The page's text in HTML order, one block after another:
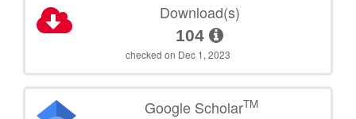
Download(s)
104
checked on Dec 1, 2023
Google ScholarTM